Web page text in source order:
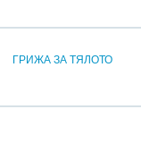
ГРИЖА ЗА ТЯЛОТО